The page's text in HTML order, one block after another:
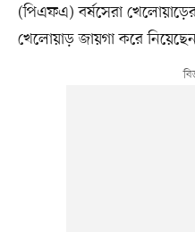
(পিএফএ) বর্ষসেরা খেলোয়াড়ের
খেলোয়াড় জায়গা করে